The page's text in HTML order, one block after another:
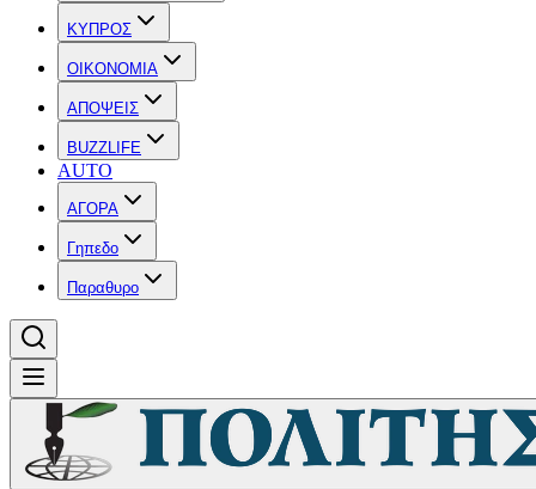
ΚΥΠΡΟΣ
OIKONOMIA
ΑΠΟΨΕΙΣ
BUZZLIFE
AUTO
ΑΓΟΡΑ
Γηπεδο
Παραθυρο